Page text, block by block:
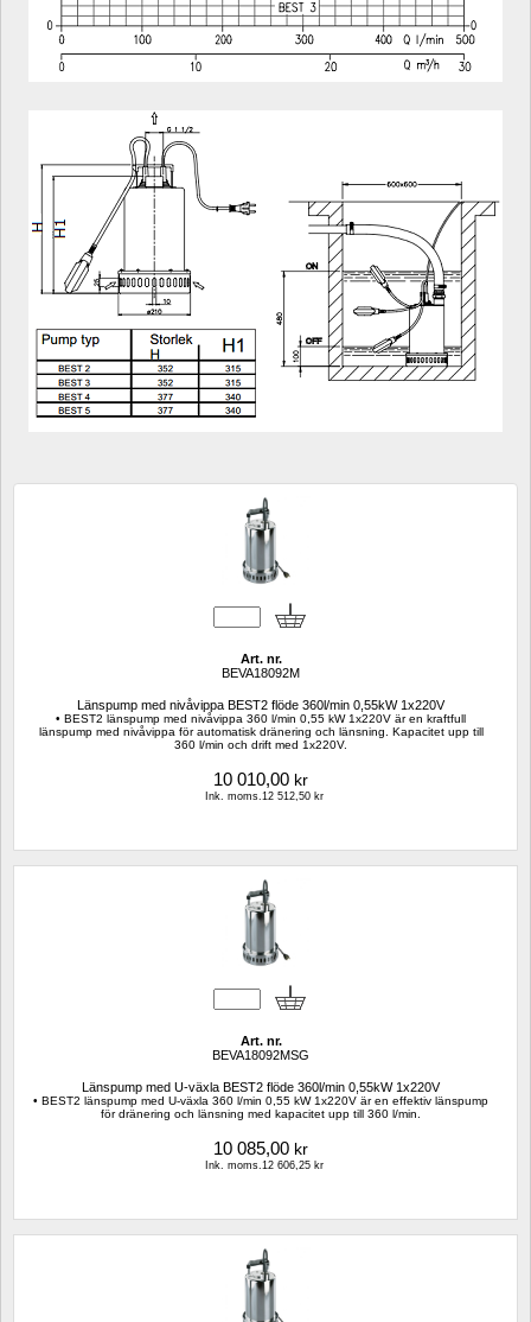
Art. nr.
BEVA18092M
Länspump med nivåvippa BEST2 flöde 360l/min 0,55kW 1x220V
• BEST2 länspump med nivåvippa 360 l/min 0,55 kW 1x220V är en kraftfull
länspump med nivåvippa för automatisk dränering och länsning. Kapacitet upp till
360 l/min och drift med 1x220V.
10 010,00 kr
Ink. moms.12 512,50 kr
Art. nr.
BEVA18092MSG
Länspump med U-växla BEST2 flöde 360l/min 0,55kW 1x220V
• BEST2 länspump med U-växla 360 l/min 0,55 kW 1x220V är en effektiv länspump
för dränering och länsning med kapacitet upp till 360 l/min.
10 085,00 kr
Ink. moms.12 606,25 kr